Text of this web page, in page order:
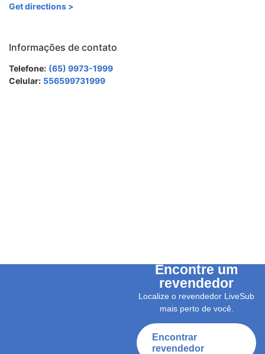
Get directions >
Informações de contato
Telefone: (65) 9973-1999
Celular: 556599731999
Encontre um
revendedor
Localize o revendedor LiveSub
mais perto de você.
Encontrar
revendedor